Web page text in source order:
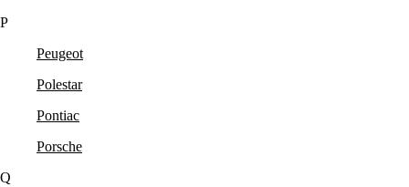
P
Peugeot
Polestar
Pontiac
Porsche
Q